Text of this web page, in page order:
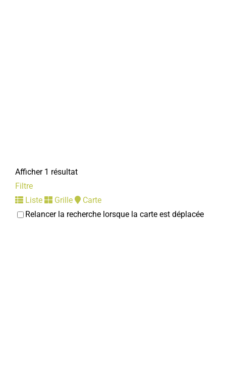
Afficher 1 résultat
Filtre
Liste
Grille
Carte
Relancer la recherche lorsque la carte est déplacée